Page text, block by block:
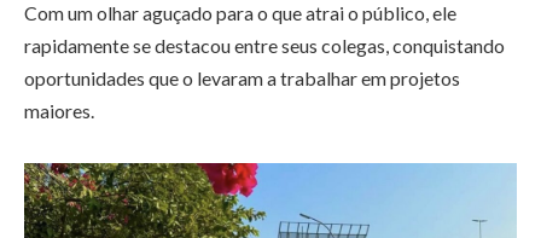
Com um olhar aguçado para o que atrai o público, ele
rapidamente se destacou entre seus colegas, conquistando
oportunidades que o levaram a trabalhar em projetos
maiores.